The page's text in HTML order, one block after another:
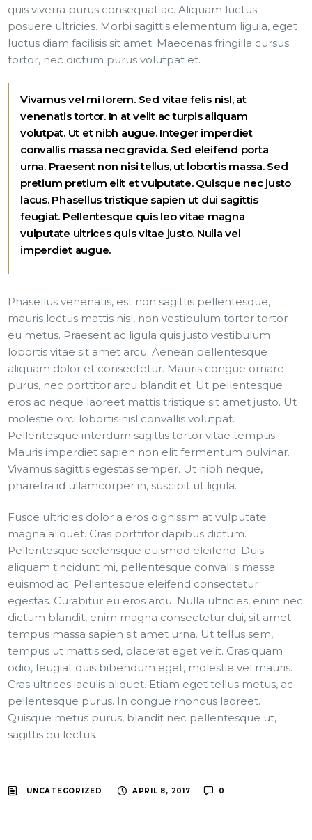
quis viverra purus consequat ac. Aliquam luctus
posuere ultricies. Morbi sagittis elementum ligula, eget
luctus diam facilisis sit amet. Maecenas fringilla cursus
tortor, nec dictum purus volutpat et.
Vivamus vel mi lorem. Sed vitae felis nisl, at
venenatis tortor. In at velit ac turpis aliquam
volutpat. Ut et nibh augue. Integer imperdiet
convallis massa nec gravida. Sed eleifend porta
urna. Praesent non nisi tellus, ut lobortis massa. Sed
pretium pretium elit et vulputate. Quisque nec justo
lacus. Phasellus tristique sapien ut dui sagittis
feugiat. Pellentesque quis leo vitae magna
vulputate ultrices quis vitae justo. Nulla vel
imperdiet augue.
Phasellus venenatis, est non sagittis pellentesque,
mauris lectus mattis nisl, non vestibulum tortor tortor
eu metus. Praesent ac ligula quis justo vestibulum
lobortis vitae sit amet arcu. Aenean pellentesque
aliquam dolor et consectetur. Mauris congue ornare
purus, nec porttitor arcu blandit et. Ut pellentesque
eros ac neque laoreet mattis tristique sit amet justo. Ut
molestie orci lobortis nisl convallis volutpat.
Pellentesque interdum sagittis tortor vitae tempus.
Mauris imperdiet sapien non elit fermentum pulvinar.
Vivamus sagittis egestas semper. Ut nibh neque,
pharetra id ullamcorper in, suscipit ut ligula.
Fusce ultricies dolor a eros dignissim at vulputate
magna aliquet. Cras porttitor dapibus dictum.
Pellentesque scelerisque euismod eleifend. Duis
aliquam tincidunt mi, pellentesque convallis massa
euismod ac. Pellentesque eleifend consectetur
egestas. Curabitur eu eros arcu. Nulla ultricies, enim nec
dictum blandit, enim magna consectetur dui, sit amet
tempus massa sapien sit amet urna. Ut tellus sem,
tempus ut mattis sed, placerat eget velit. Cras quam
odio, feugiat quis bibendum eget, molestie vel mauris.
Cras ultrices iaculis aliquet. Etiam eget tellus metus, ac
pellentesque purus. In congue rhoncus laoreet.
Quisque metus purus, blandit nec pellentesque ut,
sagittis eu lectus.
UNCATEGORIZED APRIL 8, 2017 0